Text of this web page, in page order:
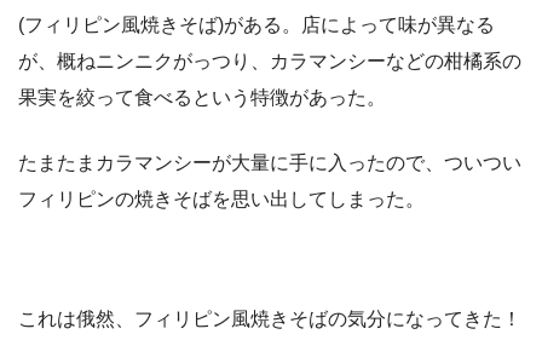
(フィリピン風焼きそば)がある。店によって味が異なる
が、概ねニンニクがっつり、カラマンシーなどの柑橘系の
果実を絞って食べるという特徴があった。
たまたまカラマンシーが大量に手に入ったので、ついつい
フィリピンの焼きそばを思い出してしまった。
これは俄然、フィリピン風焼きそばの気分になってきた！